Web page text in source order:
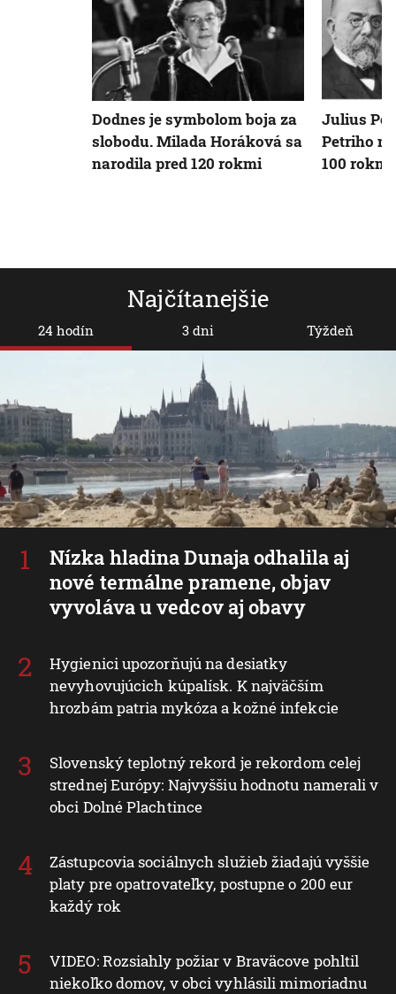
Najčítanejšie
24 hodín
Nízka hladina Dunaja odhalila aj
nové termálne pramene, objav
vyvoláva u vedcov aj obavy
Hygienici upozorňujú na desiatky
nevyhovujúcich kúpalísk. K najväčším
hrozbám patria mykóza a kožné infekcie
Slovenský teplotný rekord je rekordom celej
strednej Európy: Najvyššiu hodnotu namerali v
obci Dolné Plachtince
Zástupcovia sociálnych služieb žiadajú vyššie
platy pre opatrovateľky, postupne o 200 eur
každý rok
VIDEO: Rozsiahly požiar v Braväcove pohltil
niekoľko domov, v obci vyhlásili mimoriadnu
3 dni Týždeň
Dodnes je symbolom boja za
slobodu. Milada Horáková sa
narodila pred 120 rokmi
Julius
Petriho
100 rokmi